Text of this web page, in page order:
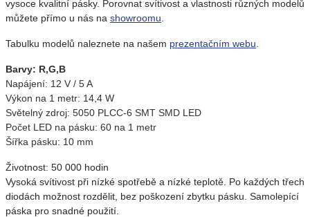
vysoce kvalitní pásky. Porovnat svítivost a vlastnosti různých modelů
můžete přímo u nás na showroomu
Tabulku modelů naleznete na našem prezentačním webu
Barvy: R,G,B
Napájení: 12 V / 5 A
Výkon na 1 metr: 14,4 W
Světelný zdroj: 5050 PLCC-6 SMT SMD LED
Počet LED na pásku: 60 na 1 metr
Šířka pásku: 10 mm
Životnost: 50 000 hodin
Vysoká svítivost při nízké spotřebě a nízké teplotě. Po každých třech
diodách možnost rozdělit, bez poškození zbytku pásku. Samolepící
páska pro snadné použití.